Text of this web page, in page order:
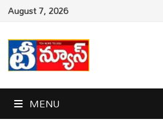
Skip
content
August 7, 2026
MENU